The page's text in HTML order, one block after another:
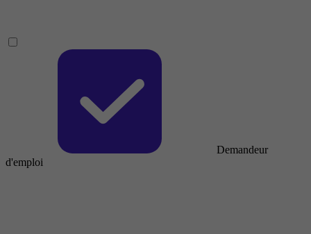
Demandeur
d'emploi